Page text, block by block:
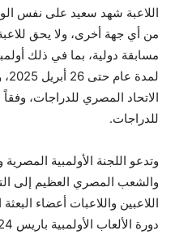
اللاعبة شهد سعيد على نفس
من أي جهة أخرى، ولا يحق
الاتحاد المصري للدراجات، وفقاً
للدراجات.
وتدعو اللجنة الأولمبية
والشعب المصري العظيم إلى
اللاعبين واللاعبات أعضاء